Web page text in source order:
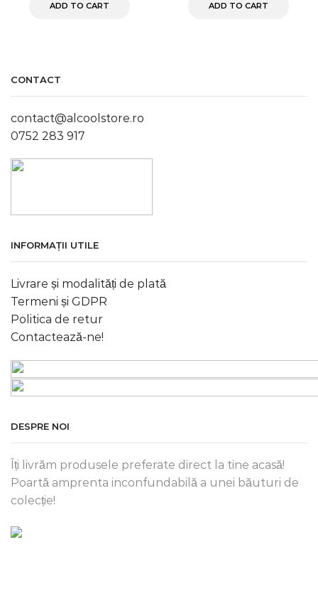
ADD TO CART ADD TO CART
CONTACT
contact@alcoolstore.ro
0752 283 917
INFORMAȚII UTILE
Livrare și modalități de plată
Termeni și GDPR
Politica de retur
Contactează-ne!
DESPRE NOI
Îți livrăm produsele preferate direct la tine acasă!
Poartă amprenta inconfundabilă a unei băuturi de
colecție!